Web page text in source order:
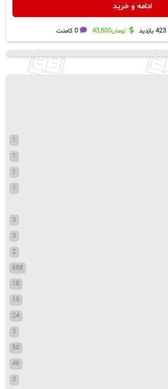
ادامه و خرید
423 بازدید تومان43,800 0 کامنت
1
1
1
1
3
3
2
688
18
15
24
3
50
46
3